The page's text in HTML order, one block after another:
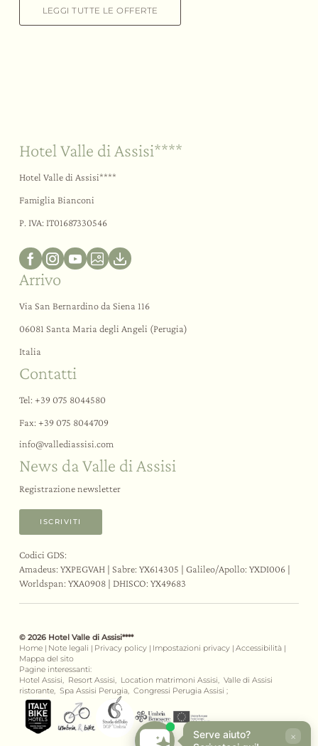
LEGGI TUTTE LE OFFERTE
Hotel Valle di Assisi****
Hotel Valle di Assisi****
Famiglia Bianconi
P. IVA: IT01687330546
Arrivo
Via San Bernardino da Siena 116
06081 Santa Maria degli Angeli (Perugia)
Italia
Contatti
Tel:+39 075 8044580
Fax: +39 075 8044709
info@vallediassisi.com
News da Valle di Assisi
Registrazione newsletter
ISCRIVITI
Codici GDS:
Amadeus: YXPEGVAH | Sabre: YX614305 | Galileo/Apollo: YXDI006 |
Worldspan: YXA0908 | DHISCO: YX49683
© 2026 Hotel Valle di Assisi****
Home | Note legali | Privacy policy | Impostazioni privacy | Accessibilità |
Mappa del sito
Pagine interessanti:
Hotel Assisi, Resort Assisi, Location matrimoni Assisi, Valle di Assisi
ristorante, Spa Assisi Perugia, Congressi Perugia Assisi ;
Serve aiuto?
×